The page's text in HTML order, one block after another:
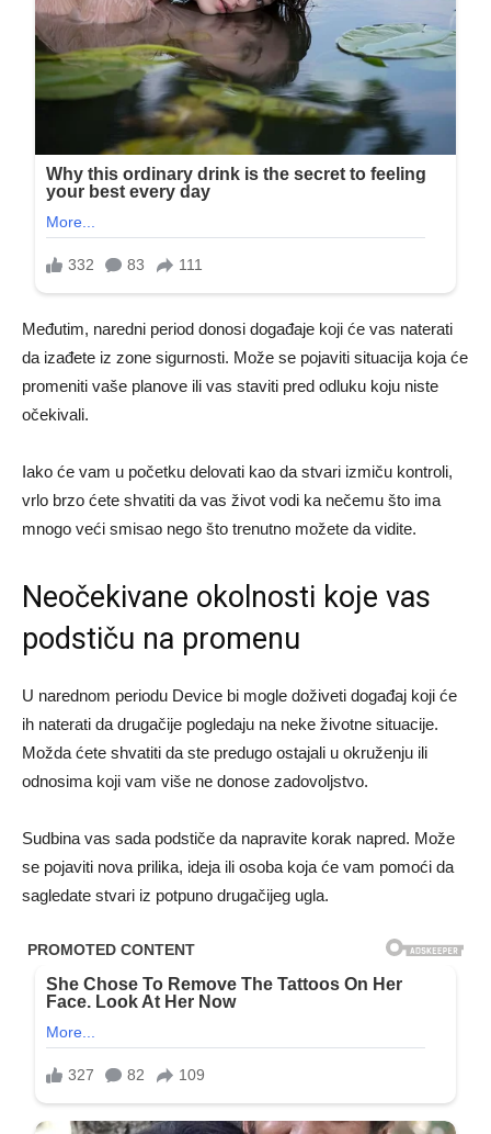
Međutim, naredni period donosi događaje koji će vas naterati
da izađete iz zone sigurnosti. Može se pojaviti situacija koja će
promeniti vaše planove ili vas staviti pred odluku koju niste
očekivali.
Iako će vam u početku delovati kao da stvari izmiču kontroli,
vrlo brzo ćete shvatiti da vas život vodi ka nečemu što ima
mnogo veći smisao nego što trenutno možete da vidite.
Neočekivane okolnosti koje vas
podstiču na promenu
U narednom periodu Device bi mogle doživeti događaj koji će
ih naterati da drugačije pogledaju na neke životne situacije.
Možda ćete shvatiti da ste predugo ostajali u okruženju ili
odnosima koji vam više ne donose zadovoljstvo.
Sudbina vas sada podstiče da napravite korak napred. Može
se pojaviti nova prilika, ideja ili osoba koja će vam pomoći da
sagledate stvari iz potpuno drugačijeg ugla.